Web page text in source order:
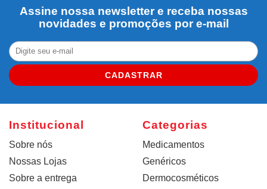
Assine nossa newsletter e receba nossas
novidades e promoções por e-mail
CADASTRAR
Institucional
Sobre nós
Nossas Lojas
Sobre a entrega
Categorias
Medicamentos
Genéricos
Dermocosméticos